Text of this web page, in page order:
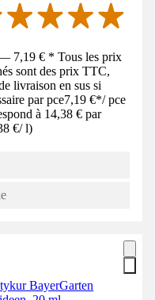
7,19 € * Tous les prix
sont des prix TTC,
livraison en sus si
par pce7,19 €*/ pce
à 14,38 € par
€/ l)
BayerGarten